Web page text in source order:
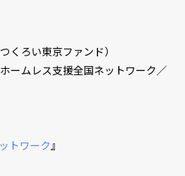
ろい東京ファンド）
ス支援全国ネットワーク／
トワーク』